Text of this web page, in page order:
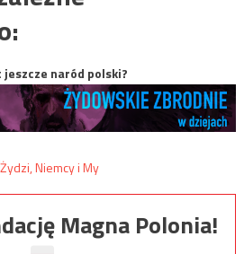
jeszcze naród polski?
Magna Polonia!